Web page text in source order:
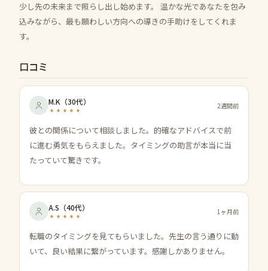
少し先の未来まで照らし出し始めます。 温かな光であなたを包み
込みながら、最も願わしい方向への導きの手助けをしてくれま
す。
口コミ
M.K （30代） 2週間前
彼との関係について相談しました。的確なアドバイスで前
に進む勇気をもらえました。タイミングの助言が本当に当
たっていて驚きです。
A.S （40代） 1ヶ月前
転職のタイミングを見てもらいました。先生の言う通りに動
いて、良い結果に繋がっています。感謝しかありません。